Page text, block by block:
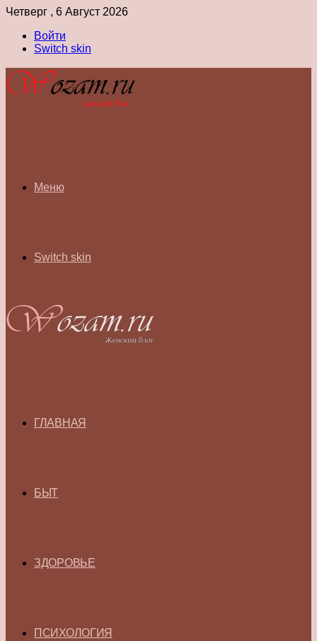
Четверг , 6 Август 2026
Войти
Switch skin
Меню
Switch skin
ГЛАВНАЯ
БЫТ
ЗДОРОВЬЕ
ПСИХОЛОГИЯ